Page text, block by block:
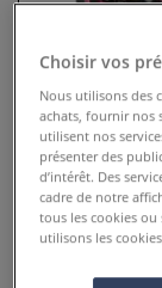
Choisir vos
Nous utilisons des
achats, fournir nos
utilisent nos
présenter des
d’intérêt. Des
cadre de notre
tous les cookies
utilisons les